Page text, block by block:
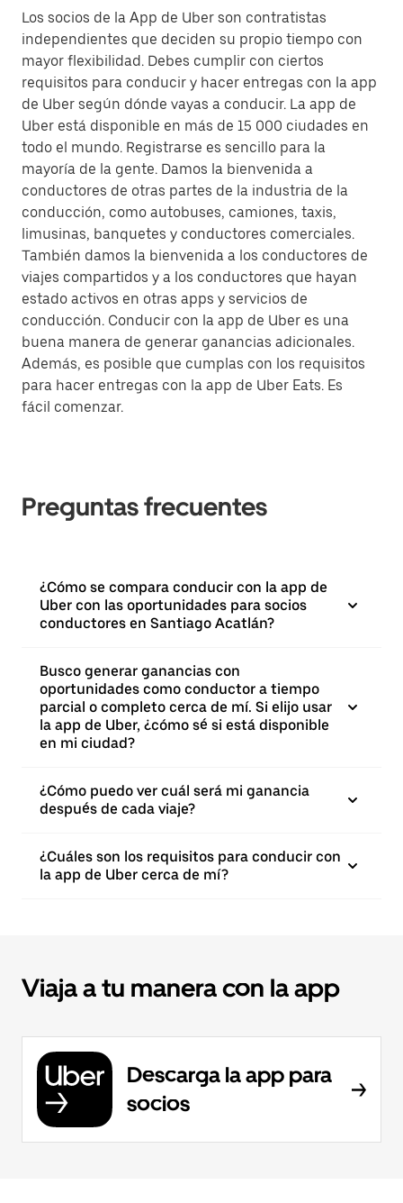
Los socios de la App de Uber son contratistas
independientes que deciden su propio tiempo con
mayor flexibilidad. Debes cumplir con ciertos
requisitos para conducir y hacer entregas con la app
de Uber según dónde vayas a conducir. La app de
Uber está disponible en más de 15 000 ciudades en
todo el mundo. Registrarse es sencillo para la
mayoría de la gente. Damos la bienvenida a
conductores de otras partes de la industria de la
conducción, como autobuses, camiones, taxis,
limusinas, banquetes y conductores comerciales.
También damos la bienvenida a los conductores de
viajes compartidos y a los conductores que hayan
estado activos en otras apps y servicios de
conducción. Conducir con la app de Uber es una
buena manera de generar ganancias adicionales.
Además, es posible que cumplas con los requisitos
para hacer entregas con la app de Uber Eats. Es
fácil comenzar.
Preguntas frecuentes
¿Cómo se compara conducir con la app de
Uber con las oportunidades para socios
conductores en Santiago Acatlán?
Busco generar ganancias con
oportunidades como conductor a tiempo
parcial o completo cerca de mí. Si elijo usar
la app de Uber, ¿cómo sé si está disponible
en mi ciudad?
¿Cómo puedo ver cuál será mi ganancia
después de cada viaje?
¿Cuáles son los requisitos para conducir con
la app de Uber cerca de mí?
Viaja a tu manera con la app
Descarga la app para
socios